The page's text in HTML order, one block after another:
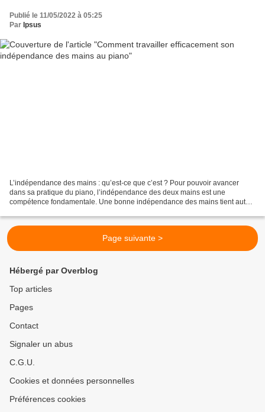
Publié le 11/05/2022 à 05:25
Par Ipsus
L’indépendance des mains : qu’est-ce que c’est ? Pour pouvoir avancer
dans sa pratique du piano, l’indépendance des deux mains est une
compétence fondamentale. Une bonne indépendance des mains tient autant
Page suivante >
Hébergé par Overblog
Top articles
Pages
Contact
Signaler un abus
C.G.U.
Cookies et données personnelles
Préférences cookies